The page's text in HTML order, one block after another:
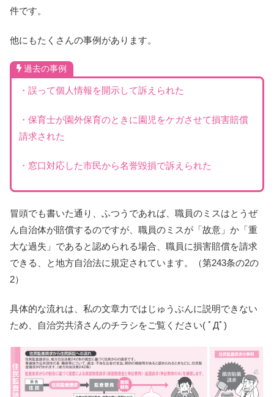
件です。
他にもたくさんの事例があります。
過去の事例
・誤って個人情報を開示して訴えられた
・保育士が園外保育のときに園児をケガさせて損害賠償
請求された
・窓口対応した市民から名誉毀損で訴えられた
冒頭でも書いた通り、ふつうであれば、職員のミスはとうぜ
ん自治体が賠償するのですが、職員のミスが「故意」か「重
大な過失」であると認められる場合、職員に損害賠償を請求
できる、と地方自治法に規定されています。（第243条の2の
2）
具体的な流れは、私の文章力ではじゅうぶんに説明できない
ため、自治労共済さんのチラシをご覧ください( ﾟДﾟ)